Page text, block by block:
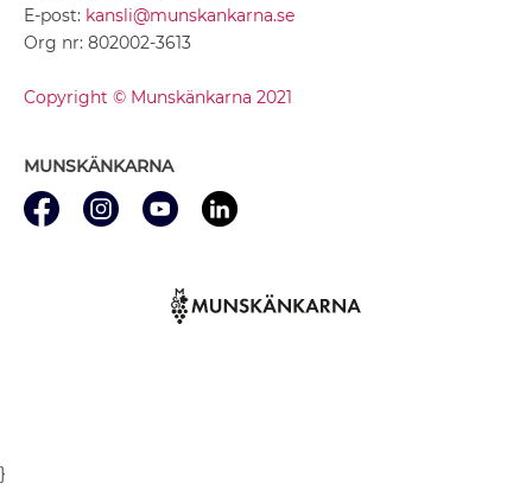
E-post: kansli@munskankarna.se
Org nr: 802002-3613
Copyright © Munskänkarna 2021
MUNSKÄNKARNA
}